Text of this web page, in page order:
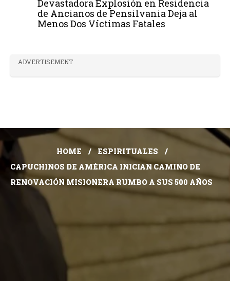
Devastadora Explosión en Residencia
de Ancianos de Pensilvania Deja al
Menos Dos Víctimas Fatales
ADVERTISEMENT
HOME
ESPIRITUALES
CAPUCHINOS DE AMÉRICA INICIAN CAMINO DE
RENOVACIÓN MISIONERA RUMBO A SUS 500 AÑOS